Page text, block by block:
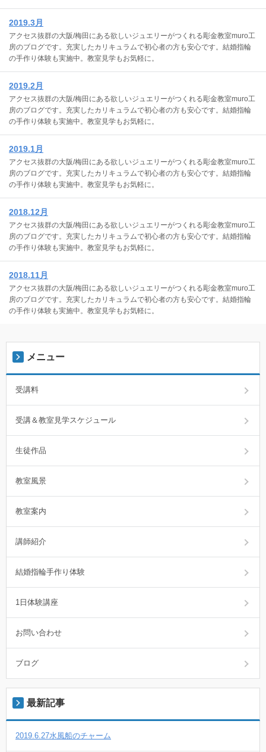
2019.3月
アクセス抜群の大阪/梅田にある欲しいジュエリーがつくれる彫金教室muro工
房のブログです。充実したカリキュラムで初心者の方も安心です。結婚指輪
の手作り体験も実施中。教室見学もお気軽に。
2019.2月
アクセス抜群の大阪/梅田にある欲しいジュエリーがつくれる彫金教室muro工
房のブログです。充実したカリキュラムで初心者の方も安心です。結婚指輪
の手作り体験も実施中。教室見学もお気軽に。
2019.1月
アクセス抜群の大阪/梅田にある欲しいジュエリーがつくれる彫金教室muro工
房のブログです。充実したカリキュラムで初心者の方も安心です。結婚指輪
の手作り体験も実施中。教室見学もお気軽に。
2018.12月
アクセス抜群の大阪/梅田にある欲しいジュエリーがつくれる彫金教室muro工
房のブログです。充実したカリキュラムで初心者の方も安心です。結婚指輪
の手作り体験も実施中。教室見学もお気軽に。
2018.11月
アクセス抜群の大阪/梅田にある欲しいジュエリーがつくれる彫金教室muro工
房のブログです。充実したカリキュラムで初心者の方も安心です。結婚指輪
の手作り体験も実施中。教室見学もお気軽に。
メニュー
受講料
受講＆教室見学スケジュール
生徒作品
教室風景
教室案内
講師紹介
結婚指輪手作り体験
1日体験講座
お問い合わせ
ブログ
最新記事
2019.6.27水風船のチャーム